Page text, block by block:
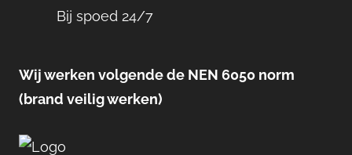
Bij spoed 24/7
Wij werken volgende de NEN 6050 norm
(brand veilig werken)